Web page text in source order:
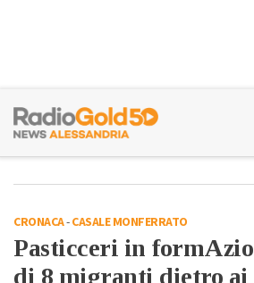
CRONACA-CASALE MONFERRATO
Pasticceri in
di 8 migranti dietro